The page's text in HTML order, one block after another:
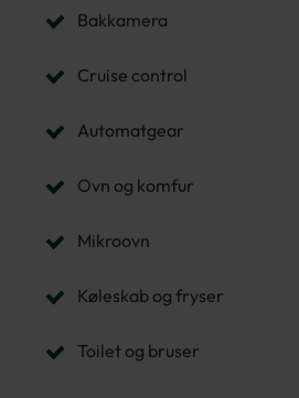
Bakkamera
Cruise control
Automatgear
Ovn og komfur
Mikroovn
Køleskab og fryser
Toilet og bruser